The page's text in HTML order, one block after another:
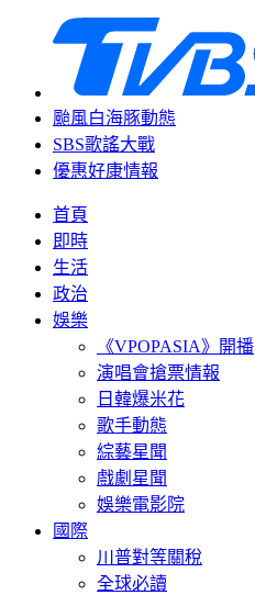
颱風白海豚動態
SBS歌謠大戰
優惠好康情報
首頁
即時
生活
政治
娛樂
《VPOPASIA》開播
演唱會搶票情報
日韓爆米花
歌手動態
綜藝星聞
戲劇星聞
娛樂電影院
國際
川普對等關稅
全球必讀